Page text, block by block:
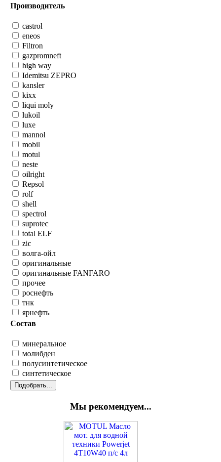
Производитель
castrol
eneos
Filtron
gazpromneft
high way
Idemitsu ZEPRO
kansler
kixx
liqui moly
lukoil
luxe
mannol
mobil
motul
neste
oilright
Repsol
rolf
shell
spectrol
suprotec
total ELF
zic
волга-ойл
оригинальные
оригинальные FANFARO
прочее
роснефть
тнк
ярнефть
Состав
минеральное
молибден
полусинтетическое
синтетическое
Мы рекомендуем...